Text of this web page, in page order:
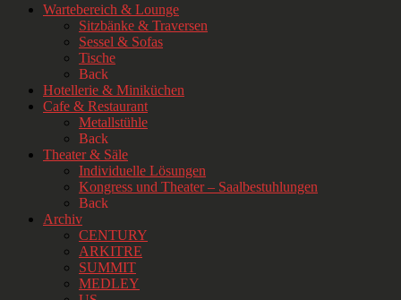
Wartebereich & Lounge
Sitzbänke & Traversen
Sessel & Sofas
Tische
Back
Hotellerie & Miniküchen
Cafe & Restaurant
Metallstühle
Back
Theater & Säle
Individuelle Lösungen
Kongress und Theater – Saalbestuhlungen
Back
Archiv
CENTURY
ARKITRE
SUMMIT
MEDLEY